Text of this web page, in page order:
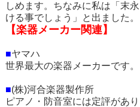
しめます。ちなみに私は「末
ける事でしょう」と出ました。
【楽器メーカー関連】
■ヤマハ
世界最大の楽器メーカーです。
■(株)河合楽器製作所
ピアノ・防音室には定評があり